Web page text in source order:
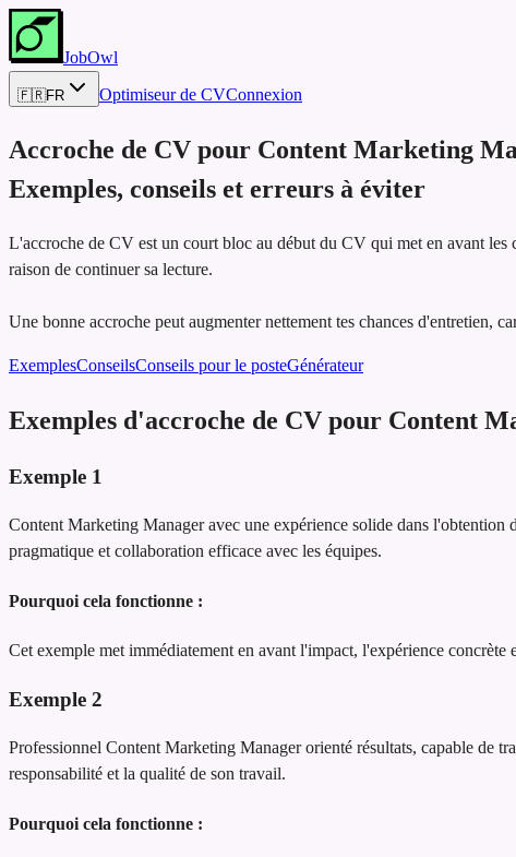
JobOwl
🇫🇷FR Optimiseur de CVConnexion
Accroche de CV pour Content Marketing
Exemples, conseils et erreurs à éviter
L'accroche de CV est un court bloc au début du CV qui met en avant les
raison de continuer sa lecture.
Une bonne accroche peut augmenter nettement tes chances d'entretien,
ExemplesConseilsConseils pour le posteGénérateur
Exemples d'accroche de CV pour Content
Exemple 1
Content Marketing Manager avec une expérience solide dans l'obtention
pragmatique et collaboration efficace avec les équipes.
Pourquoi cela fonctionne :
Cet exemple met immédiatement en avant l'impact, l'expérience concrète
Exemple 2
Professionnel Content Marketing Manager orienté résultats, capable de
responsabilité et la qualité de son travail.
Pourquoi cela fonctionne :